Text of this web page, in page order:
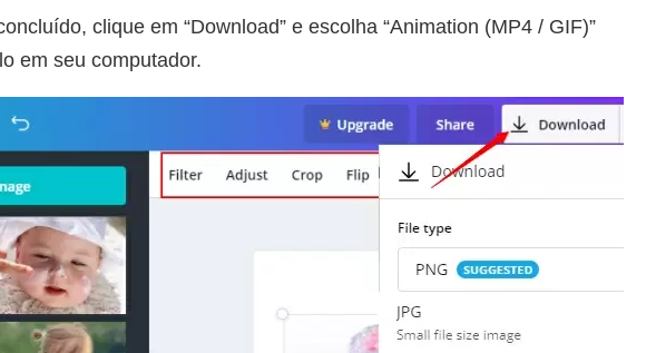
clique em “Download” e escolha “Animation (MP4 / GIF)”
em seu computador.